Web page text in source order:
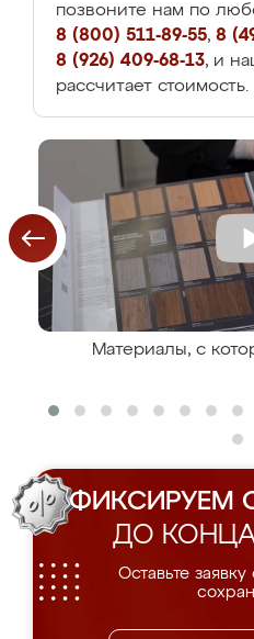
позвоните нам по
8 (800) 511-89-55, 8
8 (926) 409-68-13, и
рассчитает стоимость.
Материалы, с
ФИКСИРУЕМ
ДО КОНЦА
Оставьте